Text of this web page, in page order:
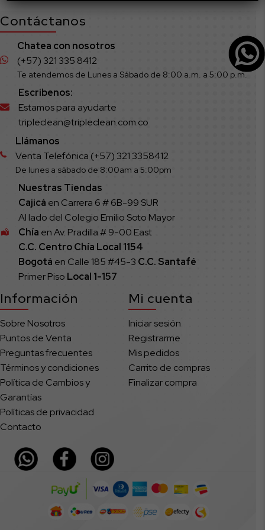
Contáctanos
Chatea con nosotros
(+57) 321 335 8412
Te atendemos de Lunes a Sábado de 8:00 a.m. a 5:00 p.m.
Escríbenos:
Estamos para ayudarte
tripleclean@tripleclean.com.co
Llámanos
Venta Telefónica (+57) 321 3358412
De lunes a sábado de 8:00am a 5:00pm
Nuestras Tiendas
Cajicá en Carrera 6 # 6B-99 SUR
Al lado del Colegio Emilio Soto Mayor
Chía en Av. Pradilla # 9-00 East
C.C. Centro Chía Local 1154
Bogotá en Calle 185 #45-3 C.C. Santafé
Primer Piso Local 1-157
Información
Sobre Nosotros
Puntos de Venta
Preguntas frecuentes
Términos y condiciones
Política de Cambios y
Garantías
Políticas de privacidad
Contacto
Mi cuenta
Iniciar sesión
Registrarme
Mis pedidos
Carrito de compras
Finalizar compra